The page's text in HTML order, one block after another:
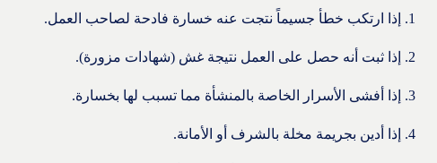
إذا ارتكب خطأ جسيماً نتجت عنه خسارة فادحة لصاحب العمل.
إذا ثبت أنه حصل على العمل نتيجة غش (شهادات مزورة).
إذا أفشى الأسرار الخاصة بالمنشأة مما تسبب لها بخسارة.
إذا أدين بجريمة مخلة بالشرف أو الأمانة.